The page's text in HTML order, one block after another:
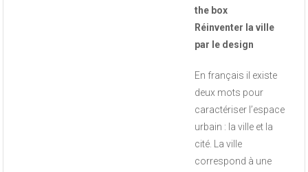
the box
Réinventer la ville
par le design
En français il existe
deux mots pour
caractériser l’espace
urbain : la ville et la
cité. La ville
correspond à une